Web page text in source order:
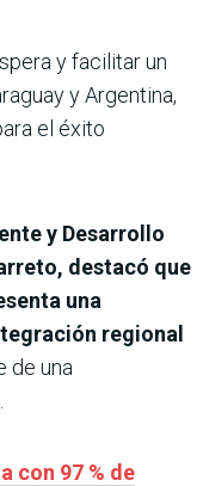
y facilitar un
y Argentina,
el éxito
y Desarrollo
destacó que
una
regional
de una
con 97 % de